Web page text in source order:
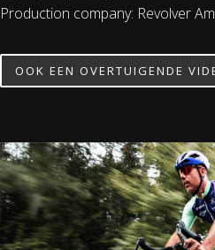
Production company: Revolver
OOK EEN OVERTUIGENDE